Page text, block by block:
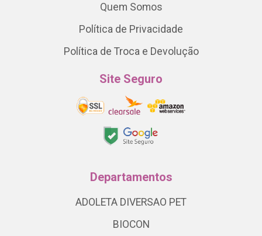
Quem Somos
Política de Privacidade
Política de Troca e Devolução
Site Seguro
Departamentos
ADOLETA DIVERSAO PET
BIOCON